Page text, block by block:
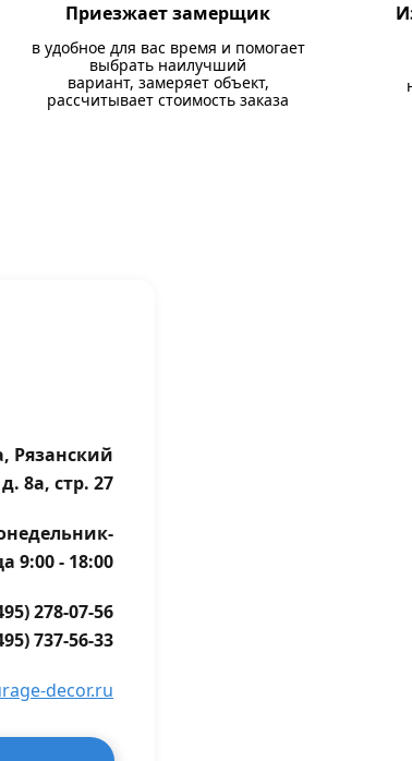
Приезжает замерщик
в удобное для вас время и помогает
выбрать наилучший
вариант, замеряет объект,
рассчитывает стоимость заказа
Рязанский
8а, стр. 27
9:00 - 18:00
278-07-56
737-56-33
decor.ru